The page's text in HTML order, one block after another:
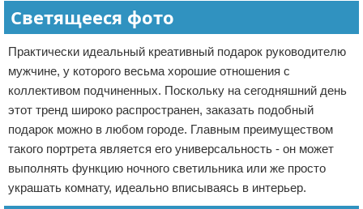
Светящееся фото
Практически идеальный креативный подарок руководителю
мужчине, у которого весьма хорошие отношения с
коллективом подчиненных. Поскольку на сегодняшний день
этот тренд широко распространен, заказать подобный
подарок можно в любом городе. Главным преимуществом
такого портрета является его универсальность - он может
выполнять функцию ночного светильника или же просто
украшать комнату, идеально вписываясь в интерьер.